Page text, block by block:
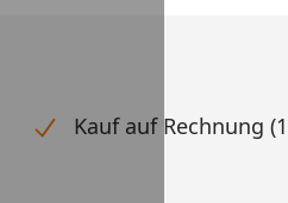
Kauf auf Rechnung